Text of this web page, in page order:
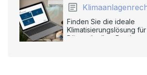
Finden Sie die ideale
Klimatisierungslösung
Büro oder Ihre Praxis.